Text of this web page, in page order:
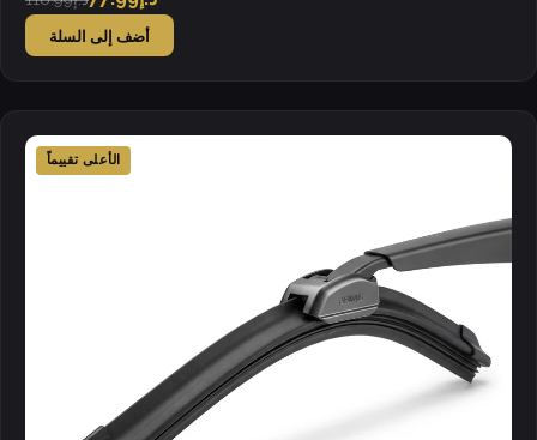
أضف إلى السلة
الأعلى تقييماً